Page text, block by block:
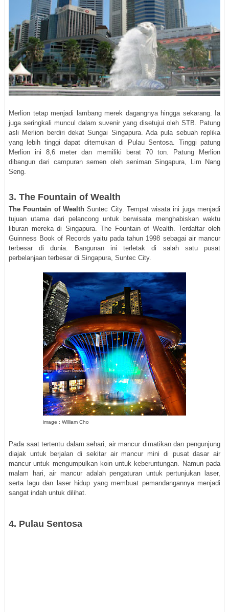
Merlion tetap menjadi lambang merek dagangnya hingga sekarang. Ia
juga seringkali muncul dalam suvenir yang disetujui oleh STB. Patung
asli Merlion berdiri dekat Sungai Singapura. Ada pula sebuah replika
yang lebih tinggi dapat ditemukan di Pulau Sentosa. Tinggi patung
Merlion ini 8,6 meter dan memiliki berat 70 ton. Patung Merlion
dibangun dari campuran semen oleh seniman Singapura, Lim Nang
Seng.
3. The Fountain of Wealth
The Fountain of WealthSuntec City. Tempat wisata ini juga menjadi
tujuan utama dari pelancong untuk berwisata menghabiskan waktu
liburan mereka di Singapura. The Fountain of Wealth. Terdaftar oleh
Guinness Book of Records yaitu pada tahun 1998 sebagai air mancur
terbesar di dunia. Bangunan ini terletak di salah satu pusat
perbelanjaan terbesar di Singapura, Suntec City.
image : William Cho
Pada saat tertentu dalam sehari, air mancur dimatikan dan pengunjung
diajak untuk berjalan di sekitar air mancur mini di pusat dasar air
mancur untuk mengumpulkan koin untuk keberuntungan. Namun pada
malam hari, air mancur adalah pengaturan untuk pertunjukan laser,
serta lagu dan laser hidup yang membuat pemandangannya menjadi
sangat indah untuk dilihat.
4. Pulau Sentosa